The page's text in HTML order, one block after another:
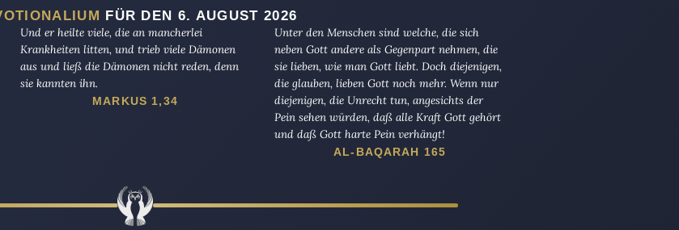
FÜR DEN 6. AUGUST 2026
Und er heilte viele, die an mancherlei
Krankheiten litten, und trieb viele Dämonen
aus und ließ die Dämonen nicht reden, denn
sie kannten ihn.
MARKUS 1,34
Unter den Menschen sind welche, die sich
neben Gott andere als Gegenpart nehmen, die
sie lieben, wie man Gott liebt. Doch diejenigen,
die glauben, lieben Gott noch mehr. Wenn nur
diejenigen, die Unrecht tun, angesichts der
Pein sehen würden, daß alle Kraft Gott gehört
und daß Gott harte Pein verhängt!
AL-BAQARAH 165